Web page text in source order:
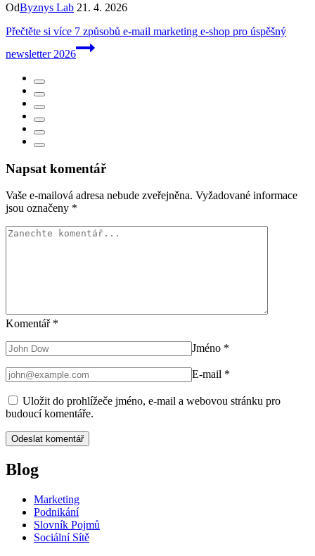
OdByznys Lab 21. 4. 2026
Přečtěte si více 7 způsobů e-mail marketing e-shop pro úspěšný
newsletter 2026
Napsat komentář
Vaše e-mailová adresa nebude zveřejněna. Vyžadované informace
jsou označeny *
Komentář *
Jméno *
E-mail *
Uložit do prohlížeče jméno, e-mail a webovou stránku pro
budoucí komentáře.
Blog
Marketing
Podnikání
Slovník Pojmů
Sociální Sítě